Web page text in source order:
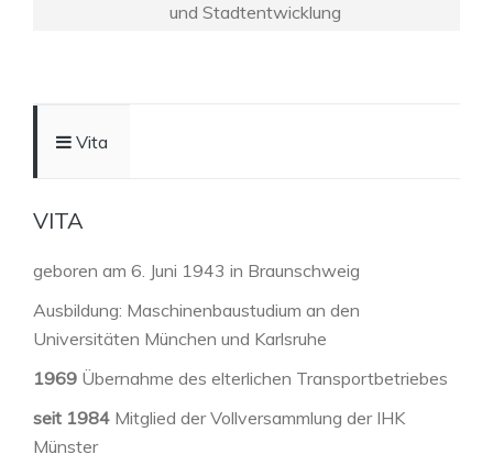
und Stadtentwicklung
Vita
VITA
geboren am 6. Juni 1943 in Braunschweig
Ausbildung: Maschinenbaustudium an den
Universitäten München und Karlsruhe
1969 Übernahme des elterlichen Transportbetriebes
seit 1984 Mitglied der Vollversammlung der IHK
Münster